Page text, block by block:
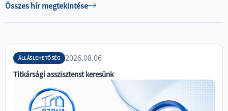
Összes hír megtekintése
ÁLLÁSLEHETŐSÉG 2026.08.06
Titkársági asszisztenst keresünk